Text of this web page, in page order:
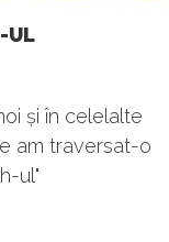
UL
și în celelalte
am traversat-o
ul"